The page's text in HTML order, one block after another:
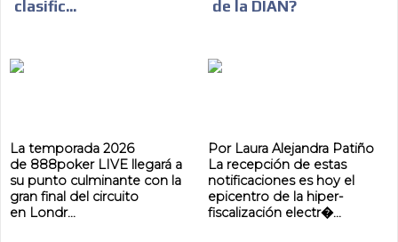
clasific...
La temporada 2026
de 888poker LIVE llegará a
su punto culminante con la
gran final del circuito
en Londr...
de la DIAN?
Por Laura Alejandra Patiño
La recepción de estas
notificaciones es hoy el
epicentro de la hiper-
fiscalización electr�...